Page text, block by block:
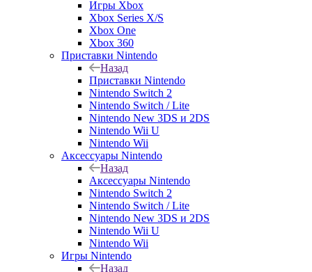
Игры Xbox
Xbox Series X/S
Xbox One
Xbox 360
Приставки Nintendo
Назад
Приставки Nintendo
Nintendo Switch 2
Nintendo Switch / Lite
Nintendo New 3DS и 2DS
Nintendo Wii U
Nintendo Wii
Аксессуары Nintendo
Назад
Аксессуары Nintendo
Nintendo Switch 2
Nintendo Switch / Lite
Nintendo New 3DS и 2DS
Nintendo Wii U
Nintendo Wii
Игры Nintendo
Назад